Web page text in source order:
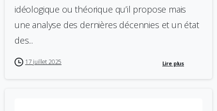
idéologique ou théorique qu’il propose mais
une analyse des dernières décennies et un état
des...
17 juillet 2025 Lire plus